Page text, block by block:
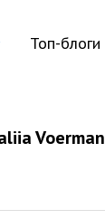
Топ-блоги
Voerman